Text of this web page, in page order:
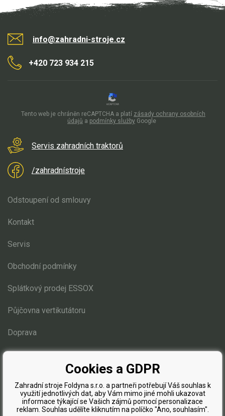
Náhradní díly pro motorové pily
Zahradní traktory
Náhradní díly pro křovinořezy
info@zahradni-stroje.cz
+420 723 934 215
Servis zahradních traktorů
/zahradnístroje
Odstoupení od smlouvy
Kontakt
Servis
Obchodní podmínky
Splátkový prodej ESSOX
Půjčovna vertikutátoru
Doprava
Blog
Tento web je chráněn reCAPTCHA a platí zásady ochrany osobních
údajů a podmínky služby Google
Cookies a GDPR
Zahradní stroje Foldyna s.r.o. a partneři potřebují Váš souhlas k
využití jednotlivých dat, aby Vám mimo jiné mohli ukazovat
informace týkající se Vašich zájmů pomocí personalizace
reklam. Souhlas udělíte kliknutím na políčko "Ano, souhlasím".